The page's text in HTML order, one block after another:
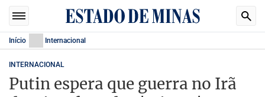
Início Internacional
INTERNACIONAL
Putin espera que guerra no Irã